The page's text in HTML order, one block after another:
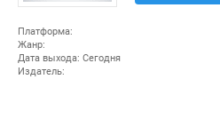
)
Платформа:
Жанр:
Дата выхода: Сегодня
Издатель: